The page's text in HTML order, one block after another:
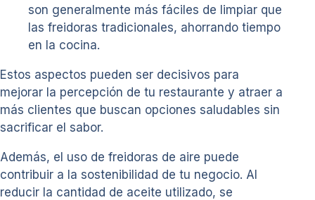
son generalmente más fáciles de limpiar que
las freidoras tradicionales, ahorrando tiempo
en la cocina.
Estos aspectos pueden ser decisivos para
mejorar la percepción de tu restaurante y atraer a
más clientes que buscan opciones saludables sin
sacrificar el sabor.
Además, el uso de freidoras de aire puede
contribuir a la sostenibilidad de tu negocio. Al
reducir la cantidad de aceite utilizado, se